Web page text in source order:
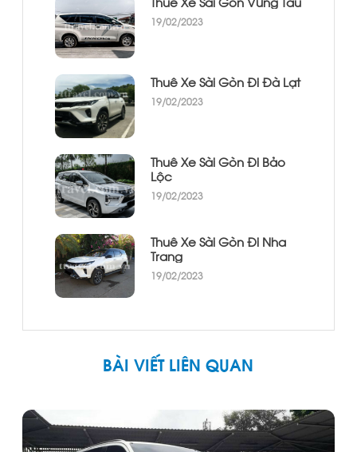
19/02/2023
Thuê Xe Sài Gòn Đi Đà Lạt
19/02/2023
Thuê Xe Sài Gòn Đi Bảo
Lộc
19/02/2023
Thuê Xe Sài Gòn Đi Nha
Trang
19/02/2023
BÀI VIẾT LIÊN QUAN